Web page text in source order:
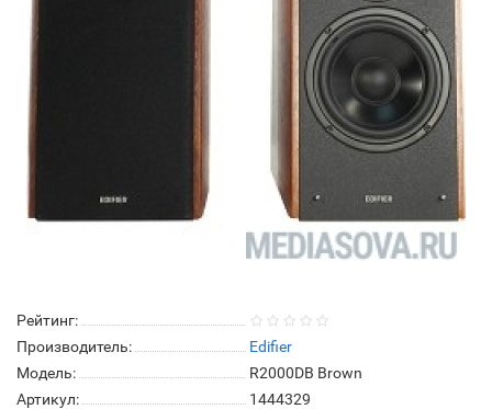
Рейтинг:
Производитель:
Edifier
Модель:
R2000DB Brown
Артикул:
1444329